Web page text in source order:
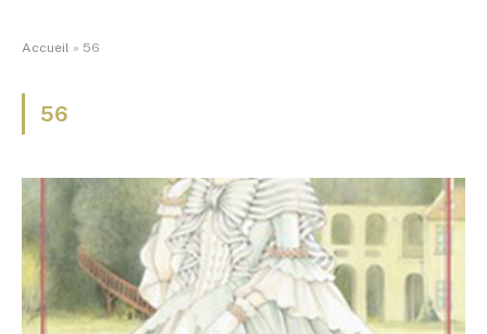
Accueil » 56
56